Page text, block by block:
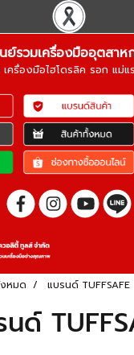
รวมเครื่องมืออุตสาห
เครื่องมือไฮโดรลิค รอก แม่
หมด แบรนด์ TUFFSAFE
ด์